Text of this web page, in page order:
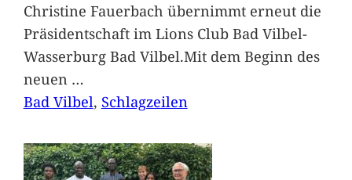
Christine Fauerbach übernimmt erneut die
Präsidentschaft im Lions Club Bad Vilbel-
Wasserburg Bad Vilbel.Mit dem Beginn des
neuen …
Bad Vilbel, Schlagzeilen